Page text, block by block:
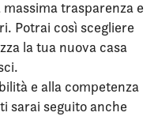
trasparenza e
Potrai così scegliere
la tua nuova casa
e alla competenza
sarai seguito anche